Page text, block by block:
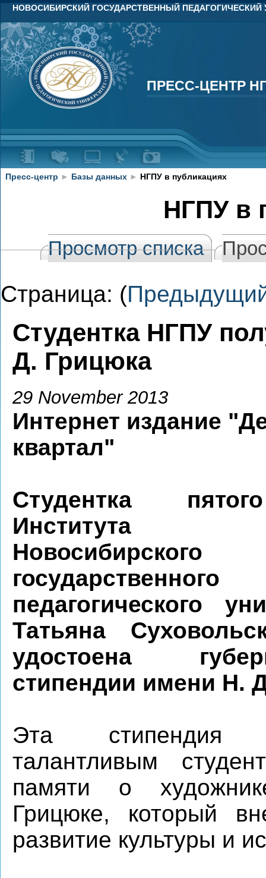
НОВОСИБИРСКИЙ ГОСУДАРСТВЕННЫЙ ПЕДАГОГИЧЕСКИЙ
ПРЕСС-ЦЕНТР
ПРЕСС-ЦЕНТР
Пресс-центр ► Базы данных ► НГПУ в публикациях
НГПУ в
Просмотр списка
Страница: (
Студентка НГПУ
Д. Грицюка
29 November 2013
Интернет издание
квартал"
Студентка
Института
Новосибирского
государственного
педагогического
Татьяна
удостоена
стипендии имени Н.
Эта стипендия
талантливым
памяти о
Грицюке, который
развитие культуры и